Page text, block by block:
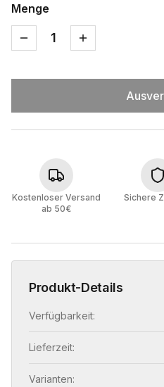
Menge
1
Kostenloser Versand
ab 50€
Sichere
Produkt-Details
Verfügbarkeit:
Lieferzeit:
Varianten: